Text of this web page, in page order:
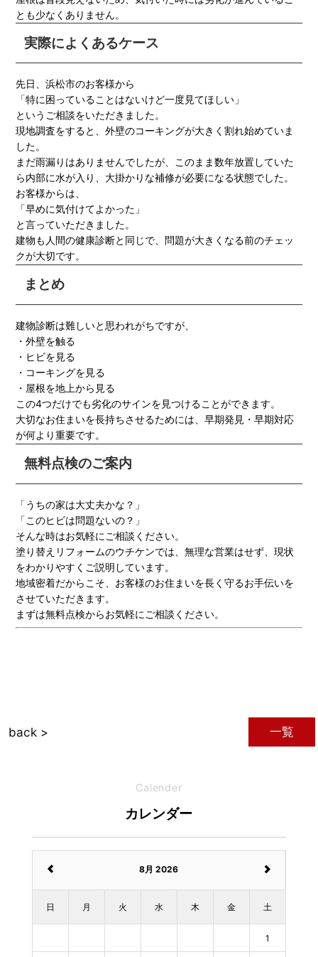
とも少なくありません。
実際によくあるケース
先日、浜松市のお客様から
「特に困っていることはないけど一度見てほしい」
というご相談をいただきました。
現地調査をすると、外壁のコーキングが大きく割れ始めていま
した。
まだ雨漏りはありませんでしたが、このまま数年放置していた
ら内部に水が入り、大掛かりな補修が必要になる状態でした。
お客様からは、
「早めに気付けてよかった」
と言っていただきました。
建物も人間の健康診断と同じで、問題が大きくなる前のチェッ
クが大切です。
まとめ
建物診断は難しいと思われがちですが、
・外壁を触る
・ヒビを見る
・コーキングを見る
・屋根を地上から見る
この4つだけでも劣化のサインを見つけることができます。
大切なお住まいを長持ちさせるためには、早期発見・早期対応
が何より重要です。
無料点検のご案内
「うちの家は大丈夫かな？」
「このヒビは問題ないの？」
そんな時はお気軽にご相談ください。
塗り替えリフォームのウチケンでは、無理な営業はせず、現状
をわかりやすくご説明しています。
地域密着だからこそ、お客様のお住まいを長く守るお手伝いを
させていただきます。
まずは無料点検からお気軽にご相談ください。
一覧
back >
Calender
カレンダー
8月 2026
日 月 火 水 木 金 土
1